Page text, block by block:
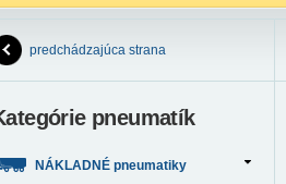
predchádzajúca strana
pneumatík
NÁKLADNÉ pneumatiky